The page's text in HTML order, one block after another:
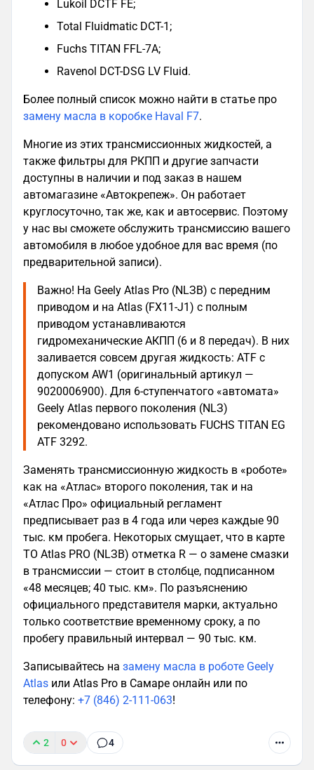
Lukoil DCTF FE;
Total Fluidmatic DCT-1;
Fuchs TITAN FFL-7A;
Ravenol DCT-DSG LV Fluid.
Более полный список можно найти в статье про
замену масла в коробке Haval F7.
Многие из этих трансмиссионных жидкостей, а
также фильтры для РКПП и другие запчасти
доступны в наличии и под заказ в нашем
автомагазине «Автокрепеж». Он работает
круглосуточно, так же, как и автосервис. Поэтому
у нас вы сможете обслужить трансмиссию вашего
автомобиля в любое удобное для вас время (по
предварительной записи).
Важно! На Geely Atlas Pro (NLЗB) с передним
приводом и на Atlas (FX11-J1) с полным
приводом устанавливаются
гидромеханические АКПП (6 и 8 передач). В них
заливается совсем другая жидкость: ATF с
допуском AW1 (оригинальный артикул —
9020006900). Для 6-ступенчатого «автомата»
Geely Atlas первого поколения (NLЗ)
рекомендовано использовать FUCHS TITAN EG
ATF 3292.
Заменять трансмиссионную жидкость в «роботе»
как на «Атлас» второго поколения, так и на
«Атлас Про» официальный регламент
предписывает раз в 4 года или через каждые 90
тыс. км пробега. Некоторых смущает, что в карте
ТО Atlas PRO (NLЗB) отметка R — о замене смазки
в трансмиссии — стоит в столбце, подписанном
«48 месяцев; 40 тыс. км». По разъяснению
официального представителя марки, актуально
только соответствие временному сроку, а по
пробегу правильный интервал — 90 тыс. км.
Записывайтесь на замену масла в роботе Geely
Atlas или Atlas Pro в Самаре онлайн или по
телефону: +7 (846) 2-111-063!
2 0 4